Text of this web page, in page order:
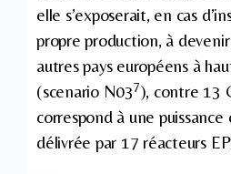
elle s’exposerait, en cas
propre production, à
autres pays européens à
(scenario N037), contre 13
correspond à une
délivrée par 17 réacteurs